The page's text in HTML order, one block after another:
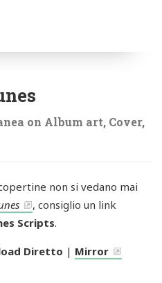
on Album art, Cover,
non si vedano mai
, consiglio un link
Scripts.
Diretto | Mirror